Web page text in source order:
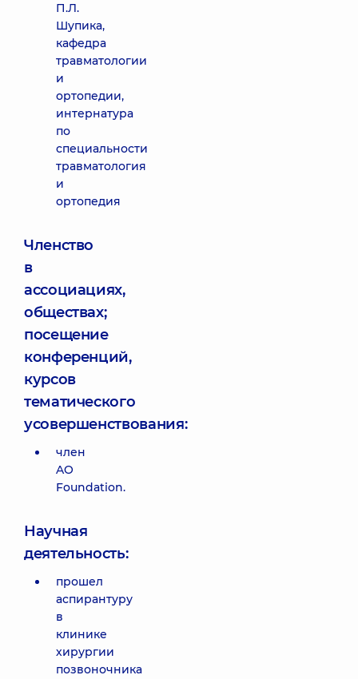
П.Л.
Шупика,
кафедра
травматологии
и
ортопедии,
интернатура
по
специальности
травматология
и
ортопедия
Членство
в
ассоциациях,
обществах;
посещение
конференций,
курсов
тематического
усовершенствования:
член
AO
Foundation.
Научная
деятельность:
прошел
аспирантуру
в
клинике
хирургии
позвоночника